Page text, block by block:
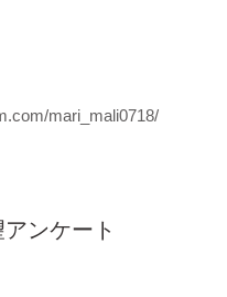
mari_mali0718/
ンケート